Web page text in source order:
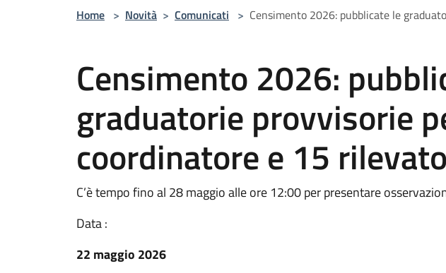
Home > Novità > Comunicati > Censimento 2026: pubblicate le
Censimento 2026:
graduatorie provvisorie
coordinatore e 15
C’è tempo fino al 28 maggio alle ore 12:00 per presentare
Data :
22 maggio 2026